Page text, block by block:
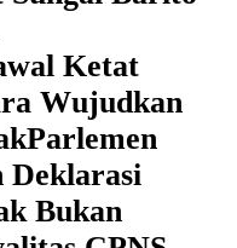
Ketat
Wujudkan
Parlemen
Deklarasi
Bukan